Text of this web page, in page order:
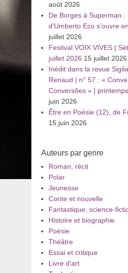
août 2026
De Borges à Superman :
d’Umberto Eco s’ouvre
juillet 2026
Festival VOIX VIVES |
juillet 2026 15 juillet 2026
Inédit dans la revue
Renaud | n° 57 : «
Conversões » |
juin 2026
Être en Poésie (12), de
15 juin 2026
Auteurs par genre
Roman, récit
Polar
Jeunesse
Conte et nouvelle
Fantastique, science-
Histoire et biographie
Poésie
Théâtre
Essai et critique
Livre d’art